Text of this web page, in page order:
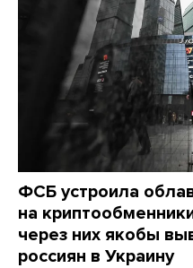
ФСБ устроила
на
через них якобы
россиян в Украину